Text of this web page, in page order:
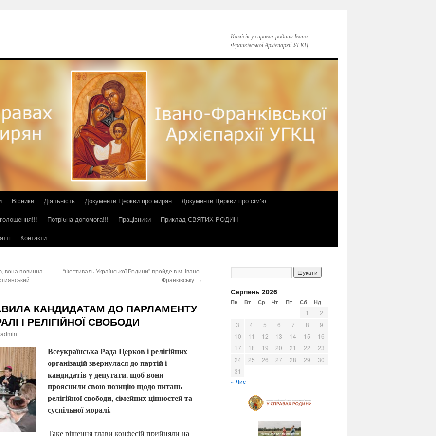
Комісія у справах родини Івано-
Франківської Архієпархії УГКЦ
Вісники Діяльність Документи Церкви про мирян
Документи Церкви про сім’ю
Потрібна допомога!!! Працівники
Приклад СВЯТИХ РОДИН
Контакти
вона повинна
“Фестиваль Української Родини” пройде в м. Івано-
Франківську →
КАНДИДАТАМ ДО ПАРЛАМЕНТУ
І РЕЛІГІЙНОЇ СВОБОДИ
admin
Всеукраїнська Рада Церков і релігійних
організацій звернулася до партій і
кандидатів у депутати, щоб вони
прояснили свою позицію щодо питань
релігійної свободи, сімейних цінностей та
суспільної моралі.
Таке рішення глави конфесій прийняли на
Серпень 2026
Пн Вт Ср Чт Пт Сб Нд
1
2
3
4 5 6 7 8
9
10
11 12 13 14 15
16
17
18 19 20 21 22
23
24
25 26 27 28 29
30
31
« Лис